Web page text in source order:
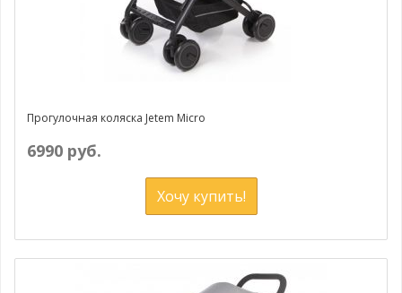
Прогулочная коляска Jetem Micro
6990 руб.
Хочу купить!